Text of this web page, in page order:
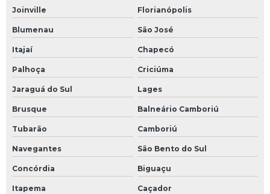
Laudo geológico geotécnico
Laudo geológico para loteamento
Laudo geotécnico
Laudo hidrogeológico
Laudo hidrogeológico nascente
Laudo hidrológico
Levantamento batimétrico
Levantamento de fauna e flora
Joinville Florianópolis
Blumenau São José
Itajaí Chapecó
Palhoça Criciúma
Jaraguá do Sul Lages
Brusque Balneário Camboriú
Tubarão Camboriú
Navegantes São Bento do Sul
Concórdia Biguaçu
Itapema Caçador